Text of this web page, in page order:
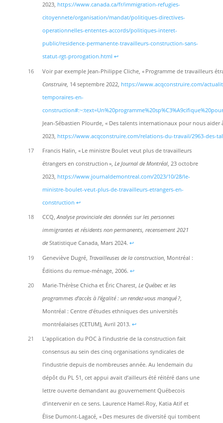
2023, https://www.canada.ca/fr/immigration-refugies-
citoyennete/organisation/mandat/politiques-directives-
operationnelles-ententes-accords/politiques-interet-
public/residence-permanente-travailleurs-construction-sans-
statut-rgt-prorogation.html ↩︎
16
Voir par exemple Jean-Philippe Cliche, « Programme de travailleurs
Construire, 14 septembre 2022, https://www.acqconstruire.com/
temporaires-en-
Jean-Sébastien Plourde, « Des talents internationaux pour nous aider
2023, https://www.acqconstruire.com/relations-du-travail/2963-des-
17
Francis Halin, « Le ministre Boulet veut plus de travailleurs
étrangers en construction », Le Journal de Montréal, 23 octobre
2023, https://www.journaldemontreal.com/2023/10/28/le-
ministre-boulet-veut-plus-de-travailleurs-etrangers-en-
construction ↩︎
18
CCQ,Analyse provinciale des données sur les personnes
immigrantes et résidents non permanents, recensement 2021
deStatistique Canada, Mars 2024. ↩︎
19
Geneviève Dugré, Travailleuses de la construction, Montréal :
Éditions du remue-ménage, 2006. ↩︎
20
Marie-Thérèse Chicha et Éric Charest, Le Québec et les
programmes d’accès à l’égalité : un rendez-vous manqué ?,
Montréal : Centre d’études ethniques des universités
montréalaises (CETUM), Avril 2013. ↩︎
21
L’application du POC à l’industrie de la construction fait
consensus au sein des cinq organisations syndicales de
l’industrie depuis de nombreuses année. Au lendemain du
dépôt du PL 51, cet appui avait d’ailleurs été réitéré dans une
lettre ouverte demandant au gouvernement Québecois
d’intervenir en ce sens. Laurence Hamel-Roy, Katia Atif et
Élise Dumont-Lagacé, « Des mesures de diversité qui tombent